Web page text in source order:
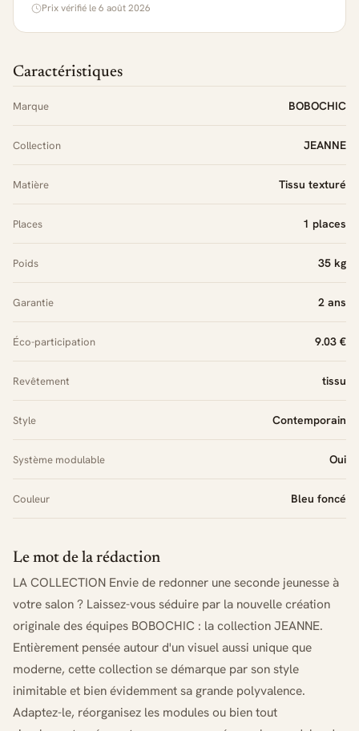
Prix vérifié le 6 août 2026
Caractéristiques
Marque BOBOCHIC
Collection JEANNE
Matière Tissu texturé
Places 1 places
Poids 35 kg
Garantie 2 ans
Éco-participation 9.03 €
Revêtement tissu
Style Contemporain
Système modulable Oui
Couleur Bleu foncé
Le mot de la rédaction
LA COLLECTION Envie de redonner une seconde jeunesse à
votre salon ? Laissez-vous séduire par la nouvelle création
originale des équipes BOBOCHIC : la collection JEANNE.
Entièrement pensée autour d'un visuel aussi unique que
moderne, cette collection se démarque par son style
inimitable et bien évidemment sa grande polyvalence.
Adaptez-le, réorganisez les modules ou bien tout